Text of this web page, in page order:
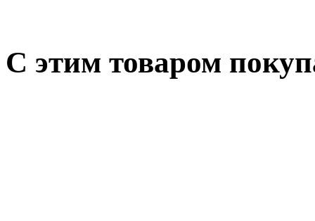
С этим товаром